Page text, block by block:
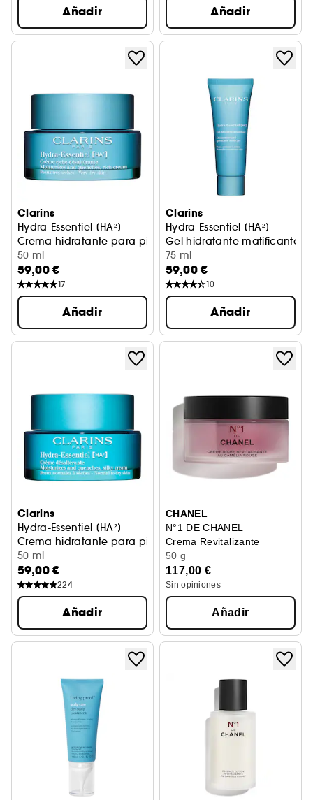
Añadir Añadir
Clarins
Hydra-Essentiel [HA²]
Crema hidratante para pieles muy secas
50 ml
59,00 €
17
Añadir
Clarins
Hydra-Essentiel [HA²]
Gel hidratante matificante
75 ml
59,00 €
10
Añadir
Clarins
Hydra-Essentiel [HA²]
Crema hidratante para pieles normales a secas
50 ml
59,00 €
224
Añadir
CHANEL
N°1 DE CHANEL
Crema Revitalizante
50 g
117,00 €
Sin opiniones
Añadir